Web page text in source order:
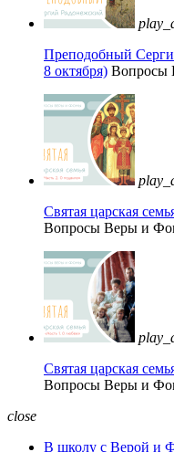
Преподобный
8 октября) Вопросы
Святая царская
Вопросы Веры и
Святая царская
Вопросы Веры и
close
В школу с Верой и